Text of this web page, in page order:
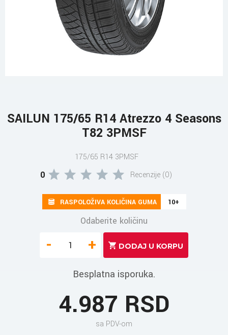
SAILUN 175/65 R14 Atrezzo 4 Seasons
T82 3PMSF
175/65 R14 3PMSF
0 Recenzije (0)
RASPOLOŽIVA KOLIČINA GUMA 10+
Odaberite količinu
- +
Besplatna isporuka.
4.987 RSD
sa PDV-om